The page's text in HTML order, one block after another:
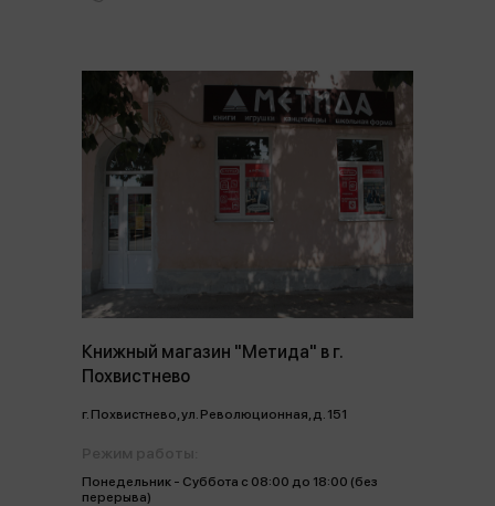
Книжный магазин "Метида" в г.
Похвистнево
г. Похвистнево, ул. Революционная, д. 151
Понедельник - Суббота с 08:00 до 18:00 (без
перерыва)